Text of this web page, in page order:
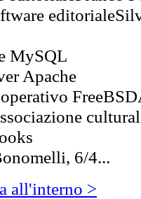
MySQL
Apache
6/4...
all'interno >